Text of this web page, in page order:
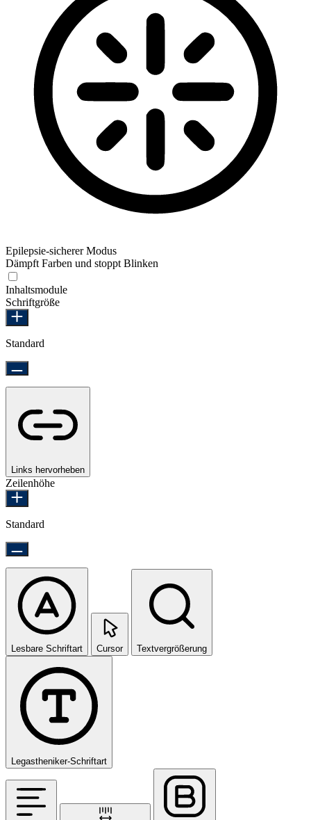
Epilepsie-sicherer Modus
Dämpft Farben und stoppt Blinken
Inhaltsmodule
Schriftgröße
Standard
Links hervorheben
Zeilenhöhe
Standard
Lesbare Schriftart Cursor Textvergrößerung
Legastheniker-Schriftart